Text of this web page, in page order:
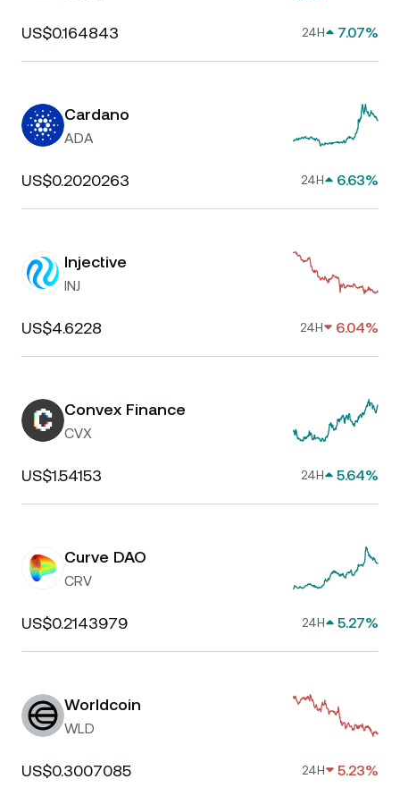
US$0.164843 24H 7.07%
Cardano
ADA
US$0.2020263 24H 6.63%
Injective
INJ
US$4.6228 24H 6.04%
Convex Finance
CVX
US$1.54153 24H 5.64%
Curve DAO
CRV
US$0.2143979 24H 5.27%
Worldcoin
WLD
US$0.3007085 24H 5.23%